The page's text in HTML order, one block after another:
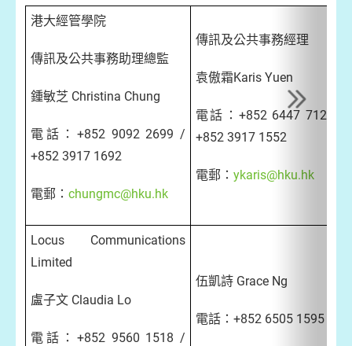
港大經管學院
傳訊及公共事務助理總監
鍾敏芝 Christina Chung
電話：+852 9092 2699 /
+852 3917 1692
電郵： chungmc@hku.hk
傳訊及公共事務經理
袁傲霜Karis Yuen
電話：+852 6447 7120 /
+852 3917 1552
電郵： ykaris@hku.hk
Locus Communications
Limited
盧子文 Claudia Lo
電話：+852 9560 1518 /
伍凱詩 Grace Ng
電話：+852 6505 1595